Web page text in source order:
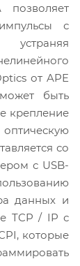
позволяет
с
от APE
быть
крепление
со
с USB-
данных и
TCP / IP с
которые